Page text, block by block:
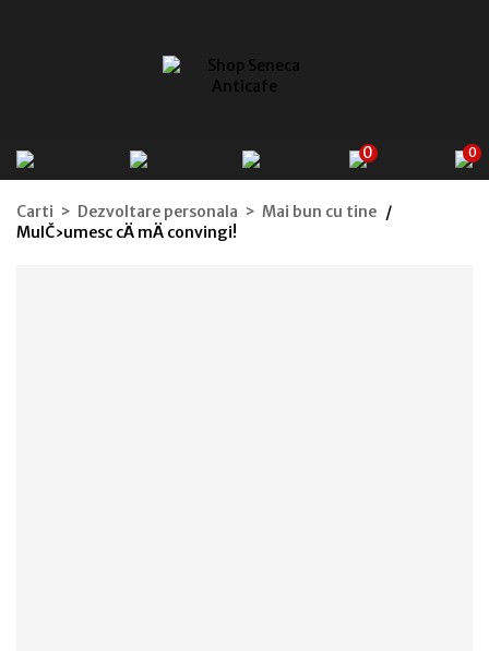
0 0
Carti > Dezvoltare personala > Mai bun cu tine
MulČ›umesc cÄ mÄ convingi!